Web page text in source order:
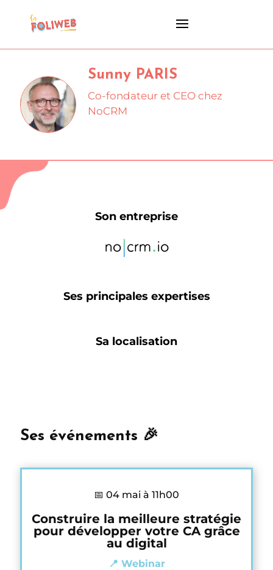
Sunny PARIS
Co-fondateur et CEO chez
NoCRM
Son entreprise
Ses principales expertises
Sa localisation
Ses événements 🎉
📅 04 mai à 11h00
Construire la meilleure stratégie
pour développer votre CA grâce
au digital
📍 Webinar